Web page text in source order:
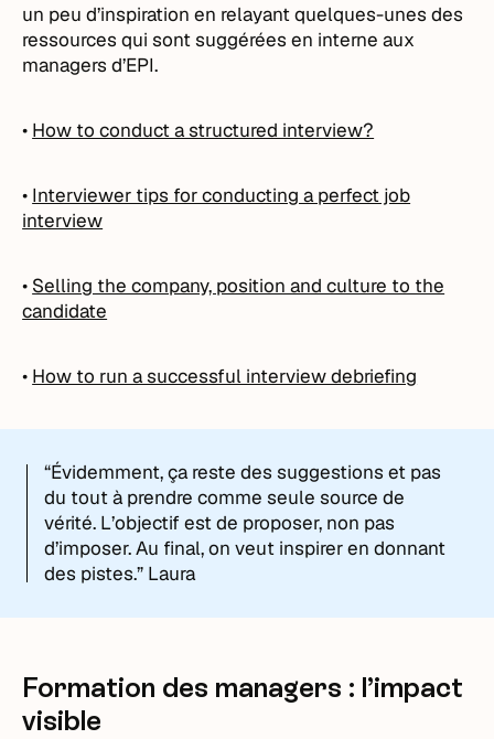
un peu d’inspiration en relayant quelques-unes des
ressources qui sont suggérées en interne aux
managers d’EPI.
• How to conduct a structured interview?
• Interviewer tips for conducting a perfect job
interview
• Selling the company, position and culture to the
candidate
• How to run a successful interview debriefing
“Évidemment, ça reste des suggestions et pas
du tout à prendre comme seule source de
vérité. L’objectif est de proposer, non pas
d’imposer. Au final, on veut inspirer en donnant
des pistes.” Laura
Formation des managers : l’impact
visible